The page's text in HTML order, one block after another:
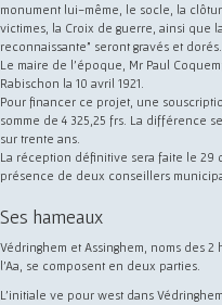
monument lui-même, le socle, la
victimes, la Croix de guerre, ainsi que
reconnaissante" seront gravés et dorés.
Le maire de l'époque, Mr Paul
Rabischon la 10 avril 1921.
Pour financer ce projet, une
somme de 4 325,25 frs. La différence
sur trente ans.
La réception définitive sera faite le 29
présence de deux conseillers
Ses hameaux
Védringhem et Assinghem, noms des
l'Aa, se composent en deux parties.
L'initiale ve pour west dans